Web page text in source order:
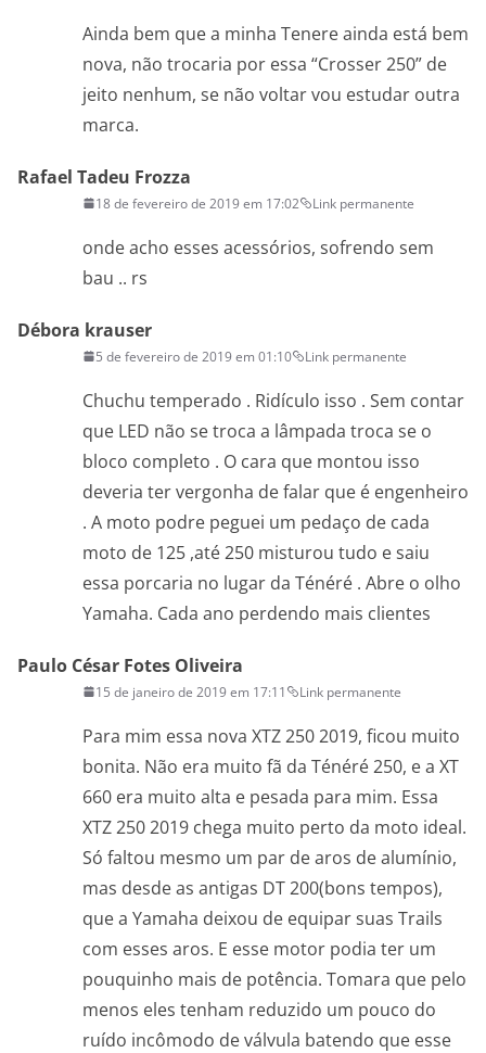
Ainda bem que a minha Tenere ainda está bem
nova, não trocaria por essa “Crosser 250” de
jeito nenhum, se não voltar vou estudar outra
marca.
Rafael Tadeu Frozza
18 de fevereiro de 2019 em 17:02 Link permanente
onde acho esses acessórios, sofrendo sem
bau .. rs
Débora krauser
5 de fevereiro de 2019 em 01:10 Link permanente
Chuchu temperado . Ridículo isso . Sem contar
que LED não se troca a lâmpada troca se o
bloco completo . O cara que montou isso
deveria ter vergonha de falar que é engenheiro
. A moto podre peguei um pedaço de cada
moto de 125 ,até 250 misturou tudo e saiu
essa porcaria no lugar da Ténéré . Abre o olho
Yamaha. Cada ano perdendo mais clientes
Paulo César Fotes Oliveira
15 de janeiro de 2019 em 17:11 Link permanente
Para mim essa nova XTZ 250 2019, ficou muito
bonita. Não era muito fã da Ténéré 250, e a XT
660 era muito alta e pesada para mim. Essa
XTZ 250 2019 chega muito perto da moto ideal.
Só faltou mesmo um par de aros de alumínio,
mas desde as antigas DT 200(bons tempos),
que a Yamaha deixou de equipar suas Trails
com esses aros. E esse motor podia ter um
pouquinho mais de potência. Tomara que pelo
menos eles tenham reduzido um pouco do
ruído incômodo de válvula batendo que esse